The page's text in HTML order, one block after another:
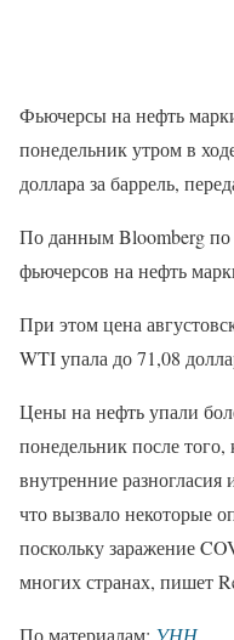
Фьючерсы на нефть
понедельник утром в
доллара за баррель,
По данным Bloomberg по
фьючерсов на нефть
При этом цена
WTI упала до 71,08
Цены на нефть упали
понедельник после
внутренние разногласия
что вызвало некоторые
поскольку заражение
многих странах, пишет
По материалам: УНН